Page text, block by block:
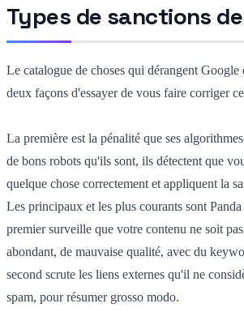
Types de sanctions
Le catalogue de choses qui dérangent Google
deux façons d'essayer de vous faire corriger
La première est la pénalité que ses
de bons robots qu'ils sont, ils détectent que
quelque chose correctement et appliquent la
Les principaux et les plus courants sont
premier surveille que votre contenu ne soit
abondant, de mauvaise qualité, avec du
second scrute les liens externes qu'il ne
spam, pour résumer grosso modo.